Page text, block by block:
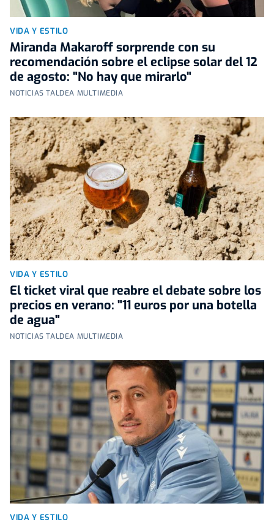
VIDA Y ESTILO
Miranda Makaroff sorprende con su
recomendación sobre el eclipse solar del 12
de agosto: "No hay que mirarlo"
NOTICIAS TALDEA MULTIMEDIA
VIDA Y ESTILO
El ticket viral que reabre el debate sobre los
precios en verano: "11 euros por una botella
de agua"
NOTICIAS TALDEA MULTIMEDIA
VIDA Y ESTILO